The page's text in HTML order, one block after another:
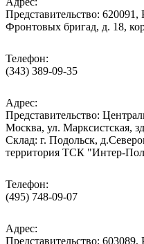
Представительство: 620091,
Фронтовых бригад, д. 18,
Телефон:
(343) 389-09-35
Адрес:
Представительство:
Москва, ул. Марксистская,
Cклад: г. Подольск,
территория ТСК "Интер-
Телефон:
(495) 748-09-07
Адрес:
Представительство: